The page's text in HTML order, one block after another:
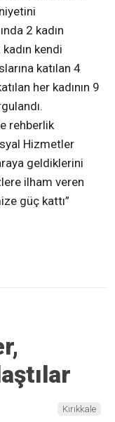
2 kadın
kendi
katılan 4
her kadının 9
rehberlik
Hizmetler
geldiklerini
ilham veren
güç kattı”
Kırıkkale